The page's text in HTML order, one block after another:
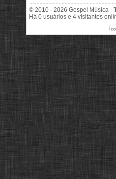
© 2010 - 2026 Gospel Música -
Há 0 usuários e 4 visitantes
>